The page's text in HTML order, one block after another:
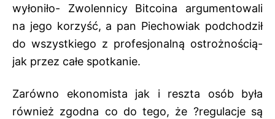
wyłoniło- Zwolennicy Bitcoina argumentowali
na jego korzyść, a pan Piechowiak podchodził
do wszystkiego z profesjonalną ostrożnością-
jak przez całe spotkanie.
Zarówno ekonomista jak i reszta osób była
również zgodna co do tego, że ?regulacje są